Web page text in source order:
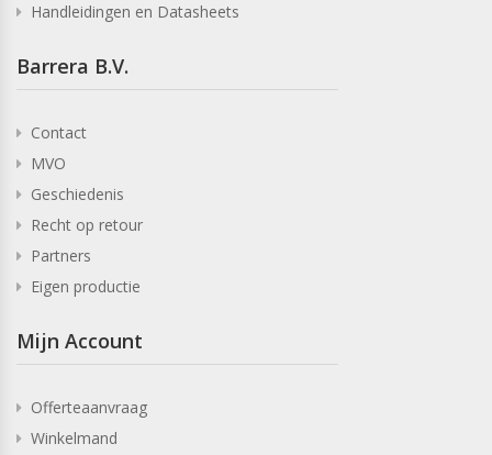
Handleidingen en Datasheets
Barrera B.V.
Contact
MVO
Geschiedenis
Recht op retour
Partners
Eigen productie
Mijn Account
Offerteaanvraag
Winkelmand